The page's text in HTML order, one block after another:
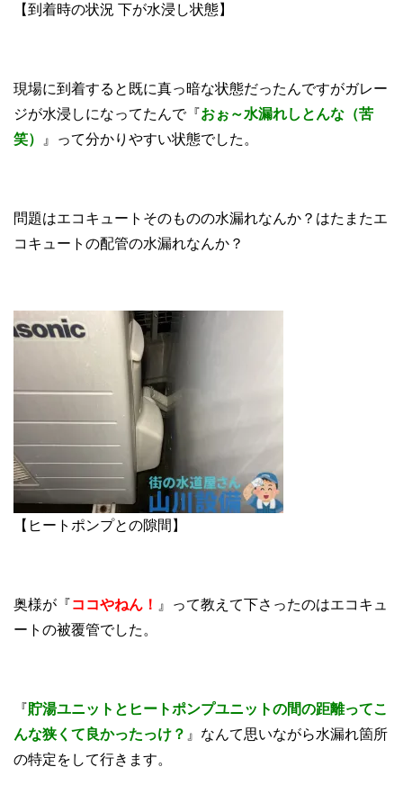
【到着時の状況 下が水浸し状態】
現場に到着すると既に真っ暗な状態だったんですがガレー
ジが水浸しになってたんで『おぉ～水漏れしとんな（苦
笑）
』って分かりやすい状態でした。
問題はエコキュートそのものの水漏れなんか？はたまたエ
コキュートの配管の水漏れなんか？
【ヒートポンプとの隙間】
奥様が『ココやねん！ 』って教えて下さったのはエコキュ
ートの被覆管でした。
『貯湯ユニットとヒートポンプユニットの間の距離ってこ
んな狭くて良かったっけ？ 』なんて思いながら水漏れ箇所
の特定をして行きます。